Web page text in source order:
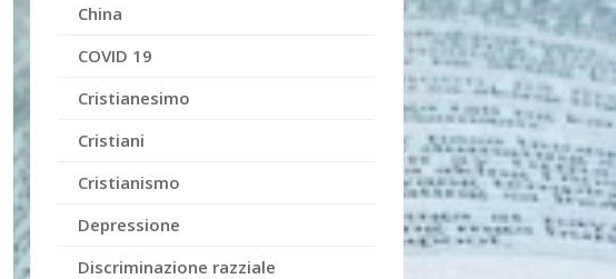
China
COVID 19
Cristianesimo
Cristiani
Cristianismo
Depressione
Discriminazione razziale